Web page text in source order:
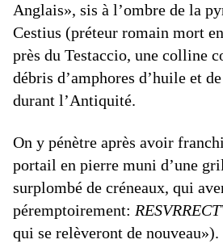
Anglais», sis à l’ombre de la
Cestius (préteur romain mort
près du Testaccio, une colline
débris d’amphores d’huile et
durant l’Antiquité.
On y pénètre après avoir
portail en pierre muni d’une
surplombé de créneaux, qui
péremptoirement:
qui se relèveront de